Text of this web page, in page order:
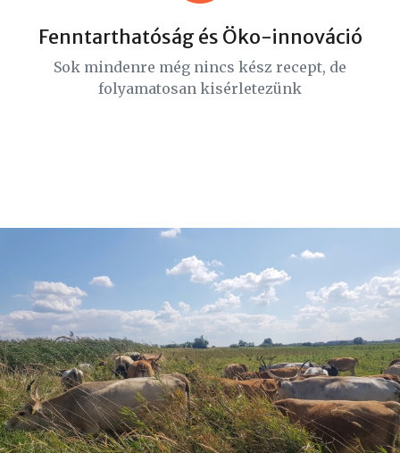
Fenntarthatóság és Öko-innováció
Sok mindenre még nincs kész recept, de
folyamatosan kisérletezünk